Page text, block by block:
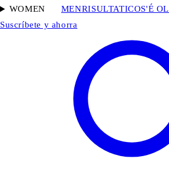
WOMEN MENRISULTATICOS'É
Suscríbete y ahorra